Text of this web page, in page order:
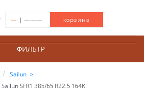
— | ——— корзина
ФИЛЬТР
Sailun
SFR1 385/65 R22.5 164K